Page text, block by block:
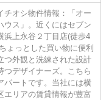
チオシ物件情報：「オー
ウス」。近くにはセブン
浜上永谷２丁目店(徒歩4
ょっとした買い物に便利
つ外観と洗練された設計
つデザイナーズ。こちら
パートです。当社には横
エリアの賃貸情報が豊富